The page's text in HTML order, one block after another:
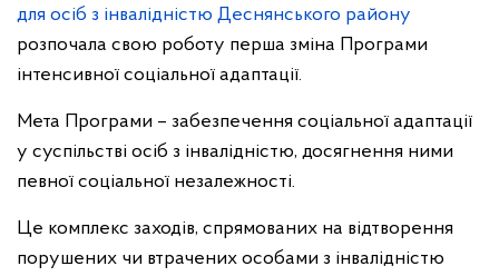
для осіб з інвалідністю Деснянського району
розпочала свою роботу перша зміна Програми
інтенсивної соціальної адаптації.
Мета Програми – забезпечення соціальної адаптації
у суспільстві осіб з інвалідністю, досягнення ними
певної соціальної незалежності.
Це комплекс заходів, спрямованих на відтворення
порушених чи втрачених особами з інвалідністю